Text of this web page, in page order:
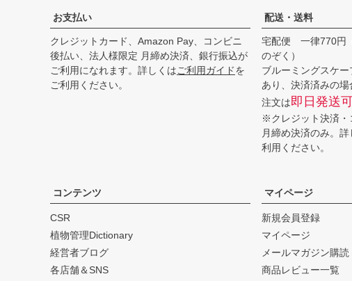
お支払い
クレジットカード、Amazon Pay、コンビニ
後払い、法人様限定 月締め決済、銀行振込が
ご利用になれます。詳しくはご利用ガイドを
ご利用ください。
配送・送料
宅配便 一律770円
のぞく）
ブルーミングスケ
あり、決済済みの
注文は即日発送
※クレジット決済・
月締め決済のみ。詳
利用ください。
コンテンツ
CSR
植物管理Dictionary
経営者ブログ
各店舗＆SNS
マイページ
新規会員登録
マイページ
メールマガジン購読
商品レビュー一覧